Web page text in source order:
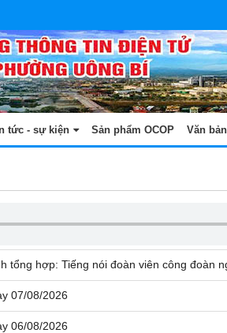
tức - sự kiện Sản phẩm OCOP Văn bản
tổng hợp: Tiếng nói đoàn viên công đoàn
07/08/2026
06/08/2026